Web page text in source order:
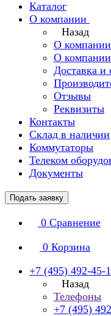
Каталог
О компании
Назад
О компании
О компании
Доставка и
Отзывы
Реквизиты
Контакты
Склад в наличии
Коммутаторы
Телеком
Документы
Подать заявку
0 Сравнение
0 Корзина
+7 (495) 492-45-
Назад
Телефоны
+7 (495)